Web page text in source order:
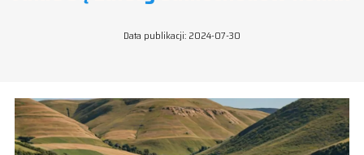
Data publikacji: 2024-07-30